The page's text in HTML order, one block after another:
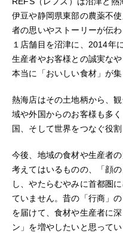
伊豆や静岡県東部の農薬不
者の思いやストーリーが伝
１店舗目を沼津に、2014年
生産者やお客様との誠実な
本当に「おいしい食材」が
熱海店はその土地柄から、
域や外国からのお客様も多
国、そして世界をつなぐ役
今後、地域の食材や生産者
考えてはいるものの、「顔
し、やたらむやみに首都圏
ていません。昔の「行商」
を届けて、食材や生産者に
ン」を増やしたいと思ってい